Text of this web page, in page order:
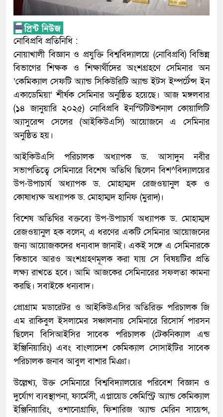
নোবিপ্রবি প্রতিনিধি :
নোয়াখালী বিজ্ঞান ও প্রযুক্তি বিশ্ববিদ্যালয়ে (নোবিপ্রবি) বিভিন্ন
বিভাগের শিক্ষক ও শিক্ষার্থীদের অংশগ্রহণে সেমিনার অন
‘কেমিক্যাল সেফটি অ্যান্ড সিকিউরিটি অ্যান্ড ইটস ইম্পর্টেন্স ইন
একাডেমিয়া’ শীর্ষক সেমিনার অনুষ্ঠিত হয়েছে। আজ মঙ্গলবার
(১৪ জানুয়ারি ২০২৫) নোবিপ্রবি ইনস্টিটিউশনাল কোয়ালিটি
অ্যাসুরেন্স সেলের (আইকিউএসি) আয়োজনে এ সেমিনার
অনুষ্ঠিত হয়।
আইকিউএসি পরিচালক অধ্যাপক ড. আসাদুন নবীর
সভাপতিত্বে সেমিনারে বিশেষ অতিথি ছিলেন বিশ^বিদ্যালয়ের
উপ-উপাচার্য অধ্যাপক ড. মোহাম্মদ রেজওয়ানুল হক ও
কোষাধ্যক্ষ অধ্যাপক ড. মোহাম্মদ হানিফ (মুরাদ)।
বিশেষ অতিথির বক্তব্যে উপ-উপাচার্য অধ্যাপক ড. মোহাম্মদ
রেজওয়ানুল হক বলেন, এ ধরণের একটি সেমিনার আয়োজনের
জন্য আয়োজকদের ধন্যবাদ জানাই। একই সঙ্গে এ সেমিনারকে
কিভাবে আরও অংশগ্রহণমূলক করা যায় সে বিষয়টির প্রতি
লক্ষ্য রাখতে হবে। আমি আজকের সেমিনারের সফলতা কামনা
করছি। সবাইকে ধন্যবাদ।
প্রোগ্রাম মডারেটর ও আইকিউএসির অতিরিক্ত পরিচালক জি
এম রাকিবুল ইসলামের সঞ্চালনায় সেমিনারে রিসোর্স পারসন
ছিলেন বিসিআইসির সাবেক পরিচালক (টেকনিক্যাল এন্ড
ইঞ্জিনিয়ারিং) এবং বাংলাদেশ কেমিক্যাল সোসাইটির সাবেক
পরিচালক জনাব আবুল বাশার মিঞা।
উল্লেখ্য, উক্ত সেমিনারে বিশ্ববিদ্যালয়ের পরিবেশ বিজ্ঞান ও
দুর্যোগ ব্যবস্থাপনা, ফার্মেসী, এপ্লায়েড কেমিস্ট্রি অ্যান্ড কেমিক্যাল
ইঞ্জিনিয়ারিং, ওশানোগ্রাফি, ফিশারিজ অ্যান্ড মেরিন সায়েন্স,